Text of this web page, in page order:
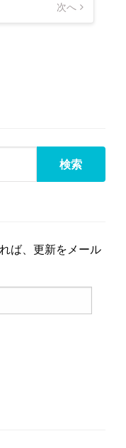
次へ
ば、更新をメール